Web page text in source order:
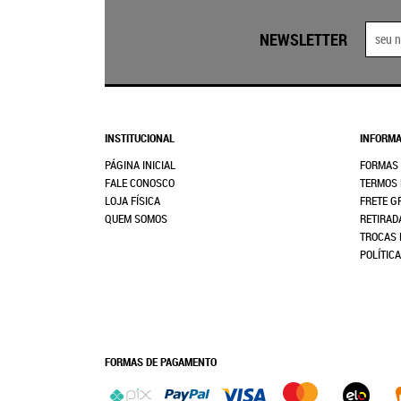
NEWSLETTER
INSTITUCIONAL
PÁGINA INICIAL
FALE CONOSCO
LOJA FÍSICA
QUEM SOMOS
TERMOS
FRETE
TROCAS
FORMAS DE PAGAMENTO